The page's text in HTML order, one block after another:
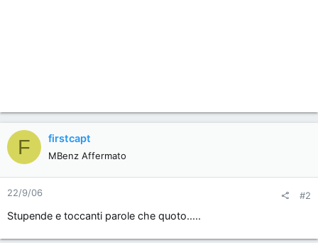
F firstcapt
MBenz Affermato
22/9/06 #2
Stupende e toccanti parole che quoto.....